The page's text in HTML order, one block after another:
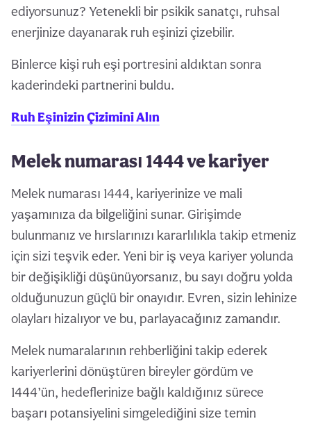
ediyorsunuz? Yetenekli bir psikik sanatçı, ruhsal
enerjinize dayanarak ruh eşinizi çizebilir.
Binlerce kişi ruh eşi portresini aldıktan sonra
kaderindeki partnerini buldu.
Ruh Eşinizin Çizimini Alın
Melek numarası 1444 ve kariyer
Melek numarası 1444, kariyerinize ve mali
yaşamınıza da bilgeliğini sunar. Girişimde
bulunmanız ve hırslarınızı kararlılıkla takip etmeniz
için sizi teşvik eder. Yeni bir iş veya kariyer yolunda
bir değişikliği düşünüyorsanız, bu sayı doğru yolda
olduğunuzun güçlü bir onayıdır. Evren, sizin lehinize
olayları hizalıyor ve bu, parlayacağınız zamandır.
Melek numaralarının rehberliğini takip ederek
kariyerlerini dönüştüren bireyler gördüm ve
1444’ün, hedeflerinize bağlı kaldığınız sürece
başarı potansiyelini simgelediğini size temin